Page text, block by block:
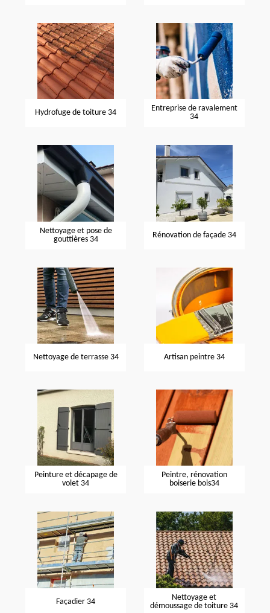
Hydrofuge de toiture 34
Entreprise de ravalement
34
Nettoyage et pose de
gouttières 34
Rénovation de façade 34
Nettoyage de terrasse 34 Artisan peintre 34
Peinture et décapage de
volet 34
Peintre, rénovation
boiserie bois34
Façadier 34
Nettoyage et
démoussage de toiture 34